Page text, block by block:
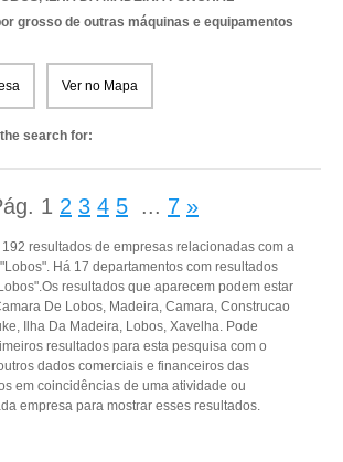
grosso de outras máquinas e equipamentos
Ver no Mapa
search for:
1 2 3 4 5 ... 7 »
resultados de empresas relacionadas com a
Há 17 departamentos com resultados
resultados que aparecem podem estar
De Lobos, Madeira, Camara, Construcao
Ilha Da Madeira, Lobos, Xavelha. Pode
resultados para esta pesquisa com o
dados comerciais e financeiros das
em coincidências de uma atividade ou
empresa para mostrar esses resultados.